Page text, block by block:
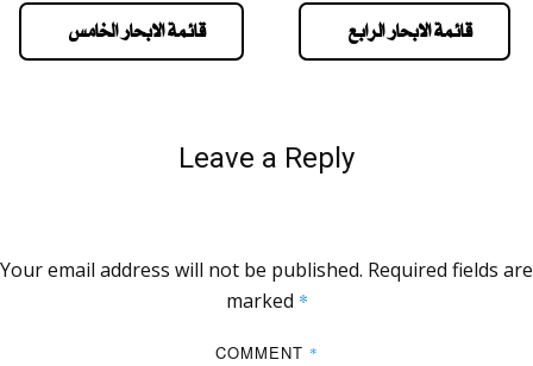
قائمة الابحار الخامس قائمة الابحار الرابع
Leave a Reply
Your email address will not be published. Required fields are
marked *
COMMENT *